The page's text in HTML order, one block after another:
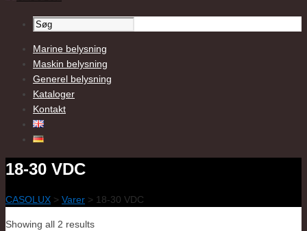
Marine belysning
Maskin belysning
Generel belysning
Kataloger
Kontakt
18-30 VDC
CASOLUX > Varer > 18-30 VDC
Showing all 2 results